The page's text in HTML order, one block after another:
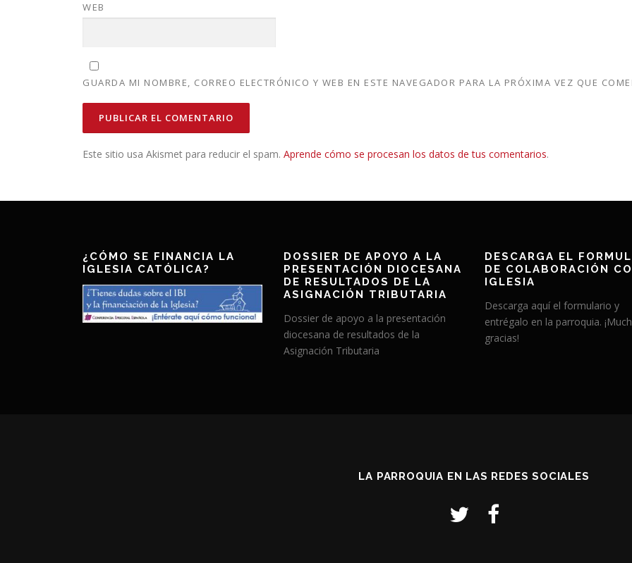
WEB
GUARDA MI NOMBRE, CORREO ELECTRÓNICO Y WEB EN ESTE NAVEGADOR PARA LA PRÓXIMA VEZ QUE
Este sitio usa Akismet para reducir el spam. Aprende cómo se procesan los datos de tus comentarios.
¿CÓMO SE FINANCIA LA
IGLESIA CATÓLICA?
DOSSIER DE APOYO A LA
PRESENTACIÓN DIOCESANA
DE RESULTADOS DE LA
ASIGNACIÓN TRIBUTARIA
Dossier de apoyo a la presentación
diocesana de resultados de la
Asignación Tributaria
DESCARGA EL
DE COLABORACIÓN
IGLESIA
Descarga aquí el formulario y
entrégalo en la parroquia.
gracias!
LA PARROQUIA EN LAS REDES SOCIALES